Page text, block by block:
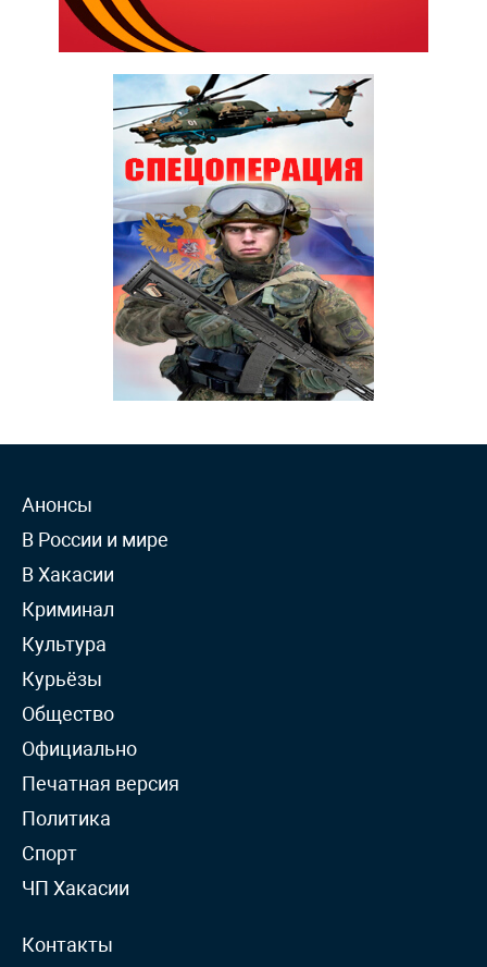
Анонсы
В России и мире
В Хакасии
Криминал
Культура
Курьёзы
Общество
Официально
Печатная версия
Политика
Спорт
ЧП Хакасии
Контакты